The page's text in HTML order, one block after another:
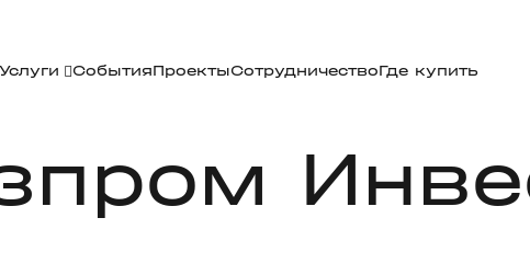
Услуги СобытияПроектыСотрудничествоГде купить